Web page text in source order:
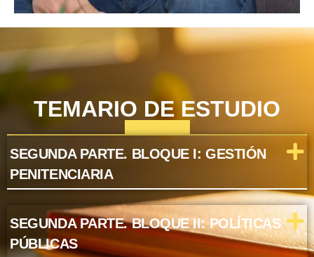
TEMARIO DE ESTUDIO
SEGUNDA PARTE. BLOQUE I: GESTIÓN
PENITENCIARIA
SEGUNDA PARTE. BLOQUE II: POLÍTICAS
PÚBLICAS